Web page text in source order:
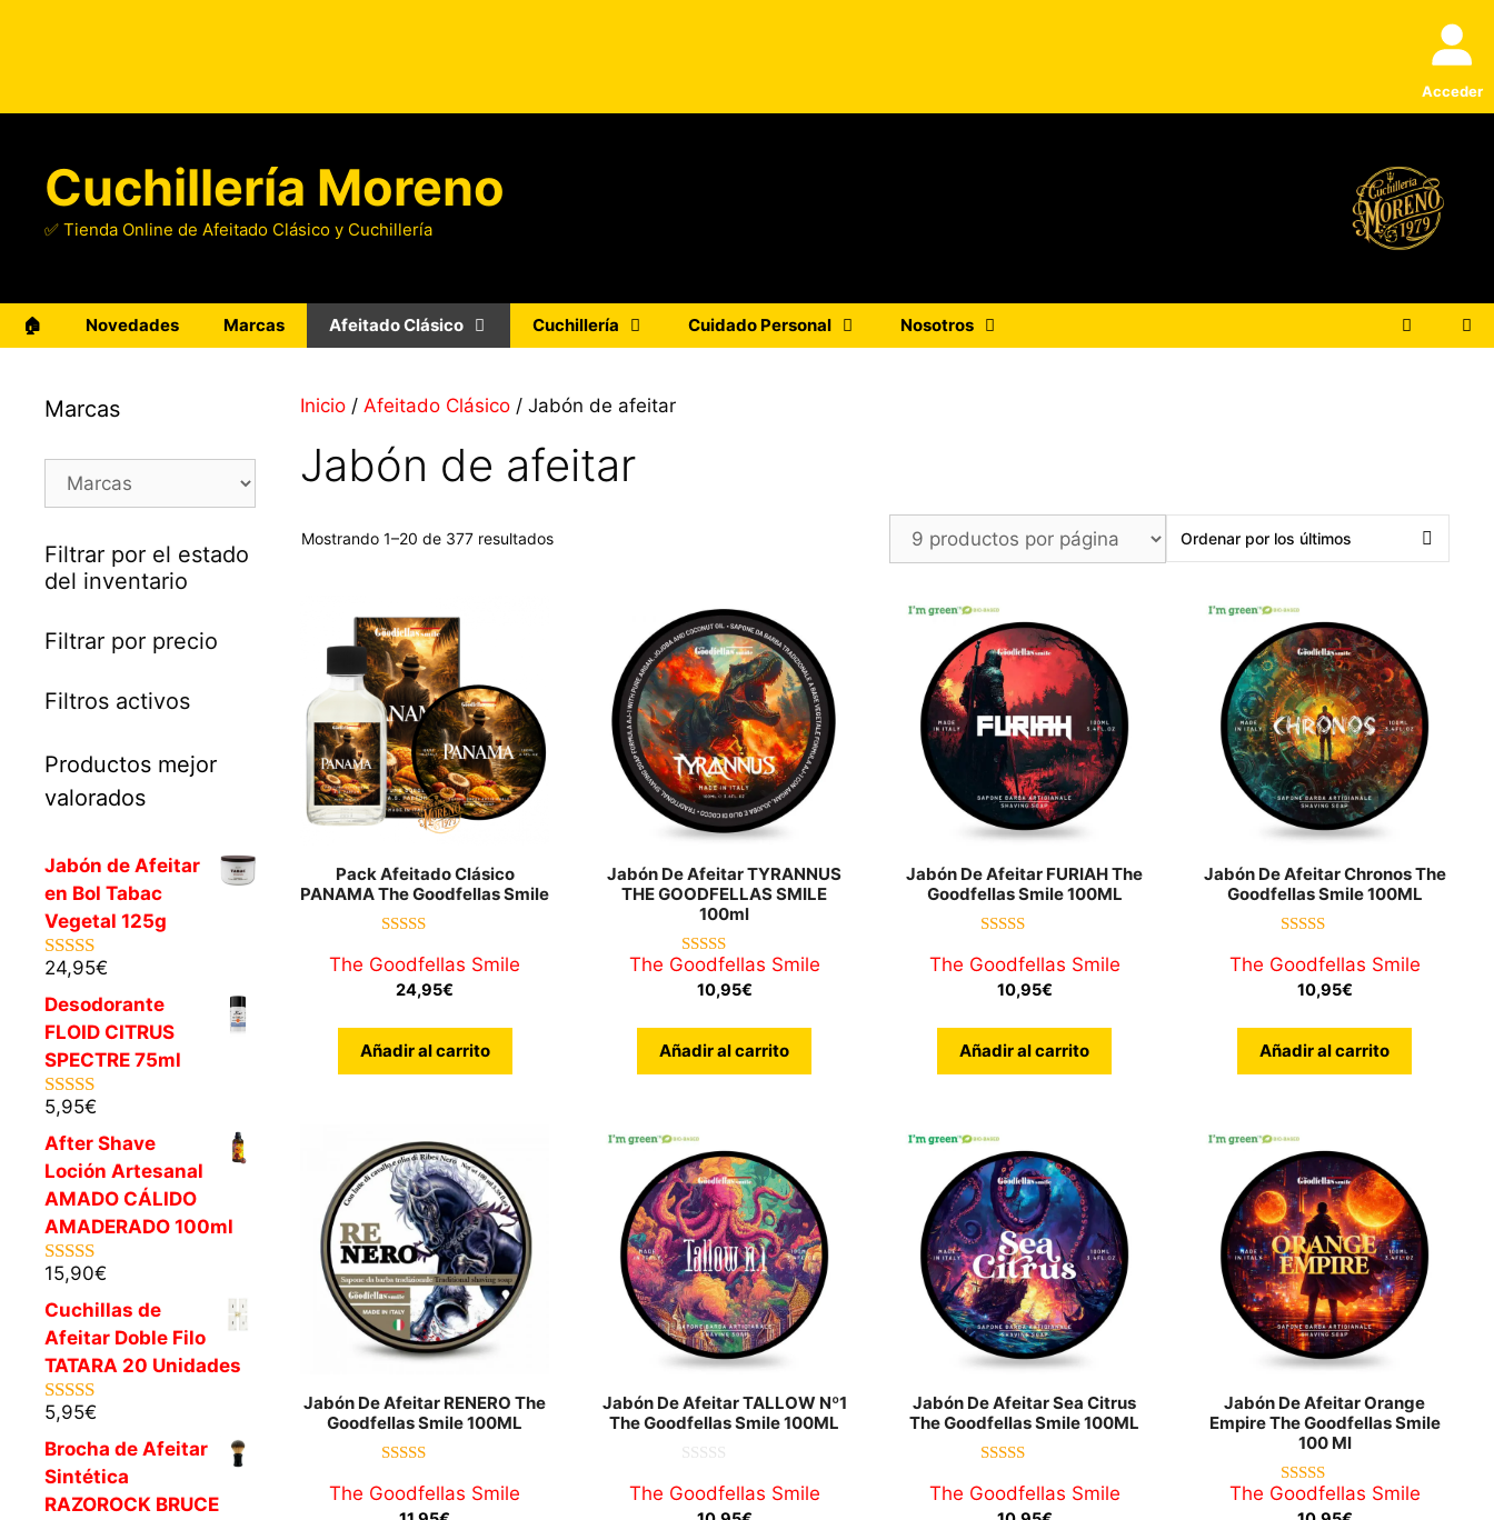
Acceder
Cuchillería Moreno
✅ Tienda Online de Afeitado Clásico y Cuchillería
🏠 Novedades Marcas Afeitado Clásico Cuchillería Cuidado Personal Nosotros
Inicio/ Afeitado Clásico/ Jabón de afeitar
Jabón de afeitar
Mostrando 1–20 de 377 resultadosOrdenado
Pack Afeitado Clásico
PANAMA The Goodfellas Smile
de 5
The Goodfellas Smile
24,95€
Añadir al carrito
Jabón De Afeitar TYRANNUS
THE GOODFELLAS SMILE
100ml
5.00
de 5
The Goodfellas Smile
10,95€
Añadir al carrito
Jabón De Afeitar FURIAH The
Goodfellas Smile 100ML
de 5
The Goodfellas Smile
10,95€
Añadir al carrito
Jabón De Afeitar Chronos The
Goodfellas Smile 100ML
de 5
The Goodfellas Smile
10,95€
Añadir al carrito
Jabón De Afeitar RENERO The
Goodfellas Smile 100ML
de 5
The Goodfellas Smile
Jabón De Afeitar TALLOW Nº1
The Goodfellas Smile 100ML
d
The Goodfellas Smile
Jabón De Afeitar Sea Citrus
The Goodfellas Smile 100ML
de 5
The Goodfellas Smile
Jabón De Afeitar Orange
Empire The Goodfellas Smile
100 Ml
5.00
de 5
The Goodfellas Smile
Marcas
Filtrar por el estado
del inventario
Filtrar por precio
Filtros activos
Productos mejor
valorados
Jabón de Afeitar
en Bol Tabac
Vegetal 125g
5.00de 5
24,95€
Desodorante
FLOID CITRUS
SPECTRE 75ml
5.00de 5
5,95€
After Shave
Loción Artesanal
AMADO CÁLIDO
AMADERADO 100ml
5.00de 5
15,90€
Cuchillas de
Afeitar Doble Filo
TATARA 20 Unidades
5.00de 5
5,95€
Brocha de Afeitar
Sintética
RAZOROCK BRUCE